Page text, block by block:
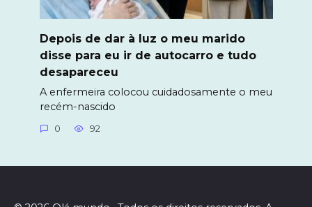
Depois de dar à luz o meu marido
disse para eu ir de autocarro e tudo
desapareceu
A enfermeira colocou cuidadosamente o meu
recém-nascido
0 92